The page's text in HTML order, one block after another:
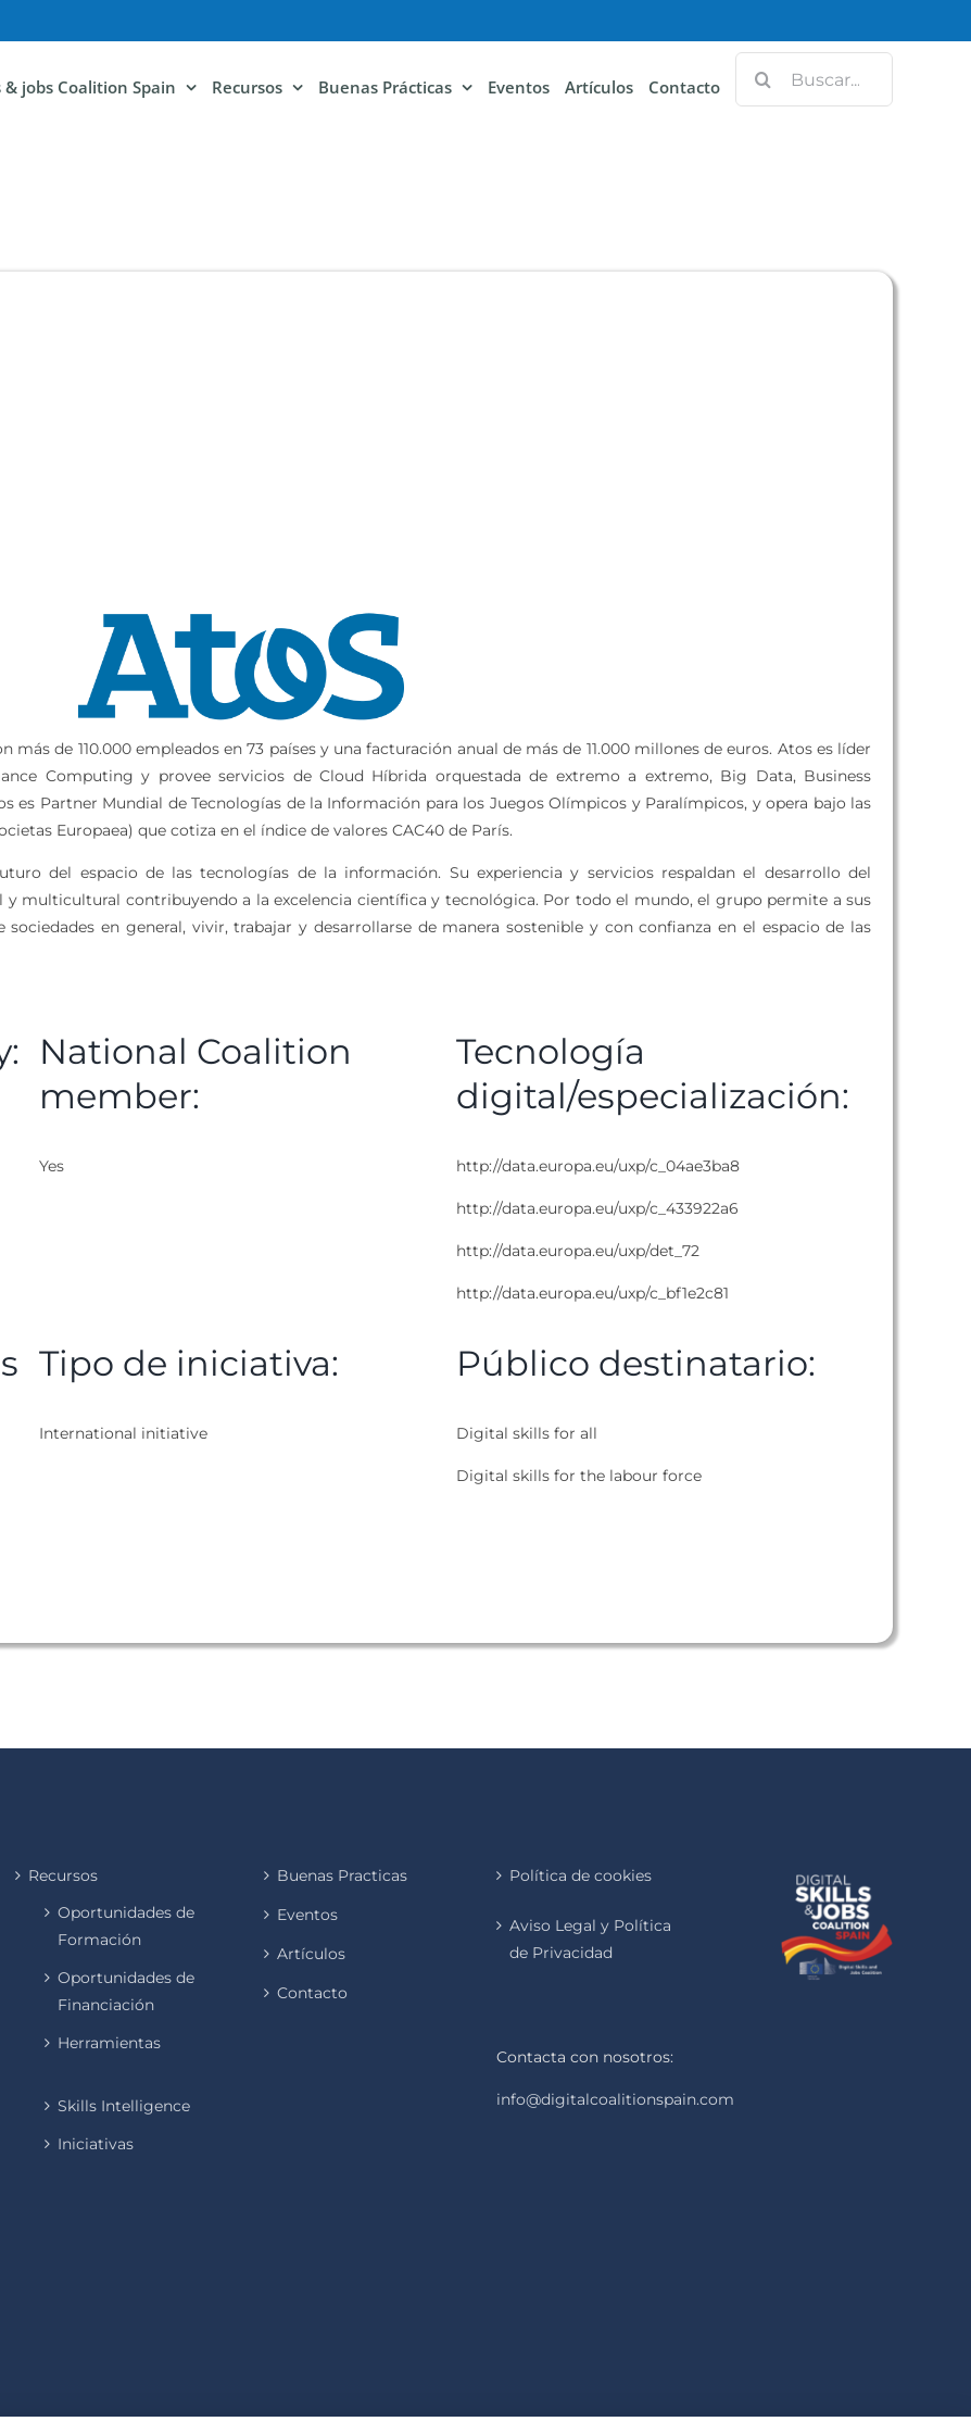
& jobs Coalition Spain Recursos Buenas Prácticas Eventos Artículos Contacto
de 110.000 empleados en 73 países y una facturación anual de más de 11.000 millones de euros. Atos es líder
Computing y provee servicios de Cloud Híbrida orquestada de extremo a extremo, Big Data, Business
es Partner Mundial de Tecnologías de la Información para los Juegos Olímpicos y Paralímpicos, y opera bajo las
Europaea) que cotiza en el índice de valores CAC40 de París.
del espacio de las tecnologías de la información. Su experiencia y servicios respaldan el desarrollo del
multicultural contribuyendo a la excelencia científica y tecnológica. Por todo el mundo, el grupo permite a sus
en general, vivir, trabajar y desarrollarse de manera sostenible y con confianza en el espacio de las
National Coalition
member:
Yes
Tecnología
digital/especialización:
http://data.europa.eu/uxp/c_04ae3ba8
http://data.europa.eu/uxp/c_433922a6
http://data.europa.eu/uxp/det_72
http://data.europa.eu/uxp/c_bf1e2c81
Tipo de iniciativa:
International initiative
Público destinatario:
Digital skills for all
Digital skills for the labour force
Recursos
Oportunidades de
Formación
Oportunidades de
Financiación
Herramientas
Skills Intelligence
Iniciativas
Buenas Practicas
Eventos
Artículos
Contacto
Política de cookies
Aviso Legal y Política
de Privacidad
Contacta con nosotros:
info@digitalcoalitionspain.com